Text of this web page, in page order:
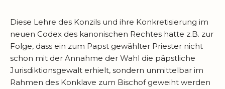
Diese Lehre des Konzils und ihre Konkretisierung im
neuen Codex des kanonischen Rechtes hatte z.B. zur
Folge, dass ein zum Papst gewählter Priester nicht
schon mit der Annahme der Wahl die päpstliche
Jurisdiktionsgewalt erhielt, sondern unmittelbar im
Rahmen des Konklave zum Bischof geweiht werden